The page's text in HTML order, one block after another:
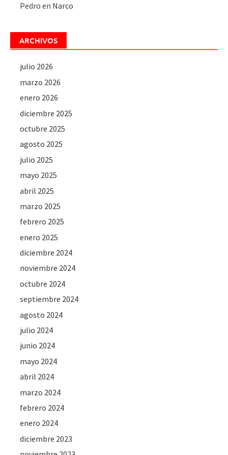
Pedro en Narco
ARCHIVOS
julio 2026
marzo 2026
enero 2026
diciembre 2025
octubre 2025
agosto 2025
julio 2025
mayo 2025
abril 2025
marzo 2025
febrero 2025
enero 2025
diciembre 2024
noviembre 2024
octubre 2024
septiembre 2024
agosto 2024
julio 2024
junio 2024
mayo 2024
abril 2024
marzo 2024
febrero 2024
enero 2024
diciembre 2023